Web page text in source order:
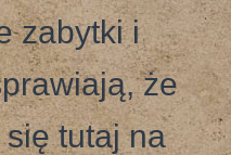
zabytki i
że
tutaj na